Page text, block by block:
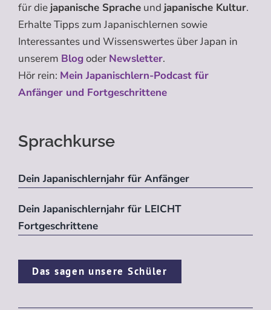
für die japanische Sprache und japanische Kultur.
Erhalte Tipps zum Japanischlernen sowie
Interessantes und Wissenswertes über Japan in
unserem Blogoder Newsletter.
Hör rein: Mein Japanischlern-Podcast für
Anfänger und Fortgeschrittene
Sprachkurse
Dein Japanischlernjahr für Anfänger
Dein Japanischlernjahr für LEICHT
Fortgeschrittene
Das sagen unsere Schüler